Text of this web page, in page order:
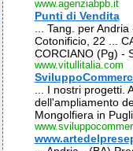
www.agenziabpb.it
Punti di Vendita
... Tang. per
Cotonificio, 22 ...
CORCIANO (Pg) -
www.vitullitalia.com
... I nostri progetti.
dell'ampliamento
Mongolfiera in